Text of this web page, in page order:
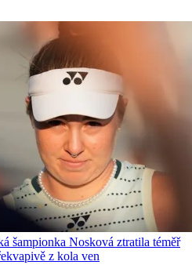
šampionka Nosková ztratila téměř
z kola ven